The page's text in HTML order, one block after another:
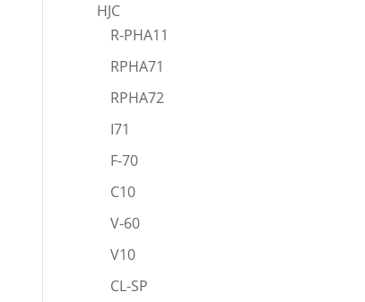
HJC
R-PHA11
RPHA71
RPHA72
I71
F-70
C10
V-60
V10
CL-SP